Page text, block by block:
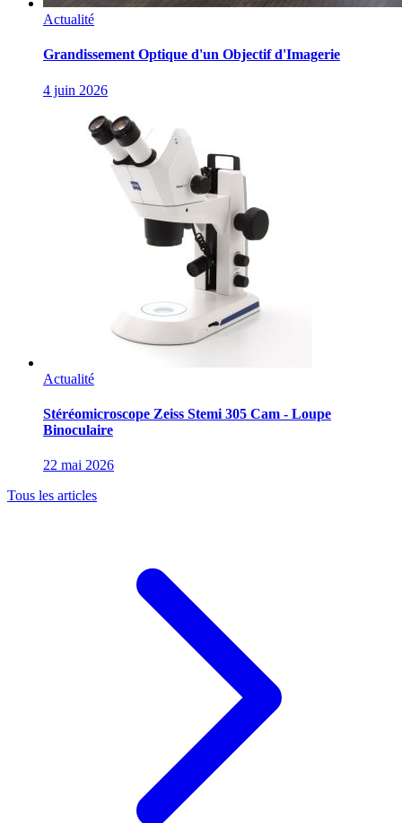
Actualité
Grandissement Optique d'un Objectif d'Imagerie
4 juin 2026
Actualité
Stéréomicroscope Zeiss Stemi 305 Cam - Loupe
Binoculaire
22 mai 2026
Tous les articles